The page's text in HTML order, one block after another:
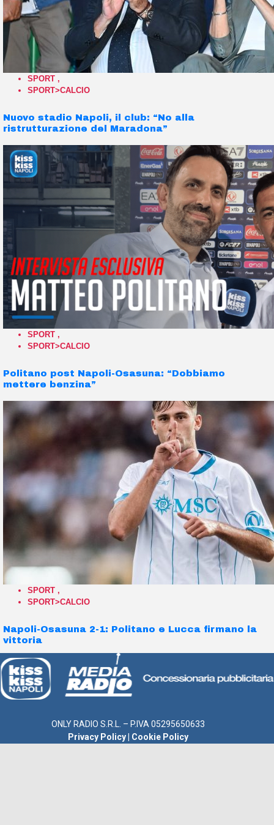
SPORT ,
SPORT>CALCIO
Nuovo stadio Napoli, il club: “No alla
ristrutturazione del Maradona”
SPORT ,
SPORT>CALCIO
Politano post Napoli-Osasuna: “Dobbiamo
mettere benzina”
SPORT ,
SPORT>CALCIO
Napoli-Osasuna 2-1: Politano e Lucca firmano la
vittoria
ONLY RADIO S.R.L. – P.IVA 05295650633
Privacy Policy
Cookie Policy